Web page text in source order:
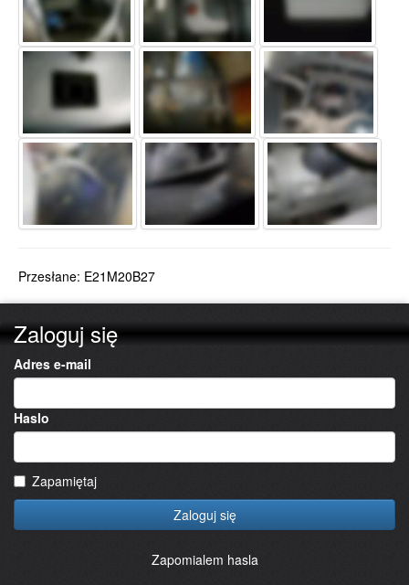
Przesłane: E21M20B27
Zaloguj się
Adres e-mail
Haslo
Zapamiętaj
Zaloguj się
Zapomialem hasla